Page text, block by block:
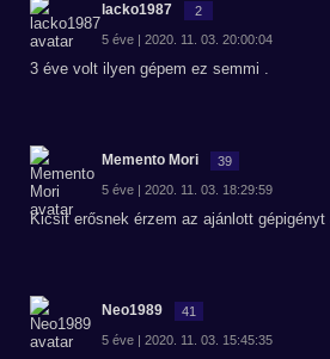
lacko1987 2
5 éve | 2020. 11. 03. 20:00:04
3 éve volt ilyen gépem ez semmi .
Memento Mori 39
5 éve | 2020. 11. 03. 18:29:59
Kicsit erősnek érzem az ajánlott
Neo1989 41
5 éve | 2020. 11. 03. 15:45:35